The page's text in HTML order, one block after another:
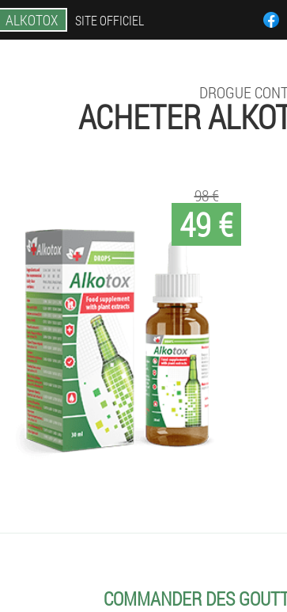
ALKOTOX SITE OFFICIEL
DROGUE
ACHETER
49 €
98 €
COMMANDER DES